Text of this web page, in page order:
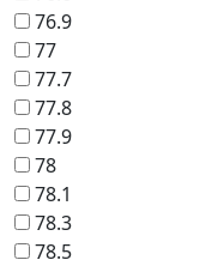
76.9
77
77.7
77.8
77.9
78
78.1
78.3
78.5